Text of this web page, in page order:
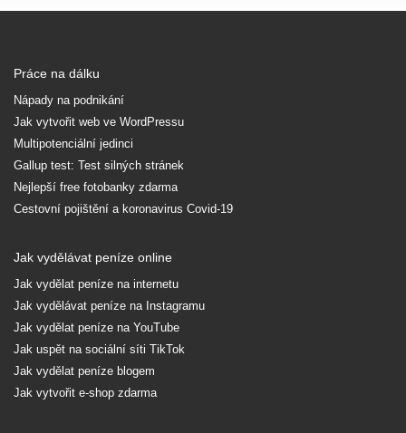
Práce na dálku
Nápady na podnikání
Jak vytvořit web ve WordPressu
Multipotenciální jedinci
Gallup test: Test silných stránek
Nejlepší free fotobanky zdarma
Cestovní pojištění a koronavirus Covid-19
Jak vydělávat peníze online
Jak vydělat peníze na internetu
Jak vydělávat peníze na Instagramu
Jak vydělat peníze na YouTube
Jak uspět na sociální síti TikTok
Jak vydělat peníze blogem
Jak vytvořit e-shop zdarma